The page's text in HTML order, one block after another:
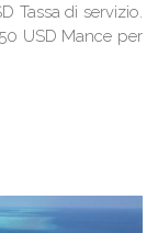
Tassa di servizio.
USD Mance per